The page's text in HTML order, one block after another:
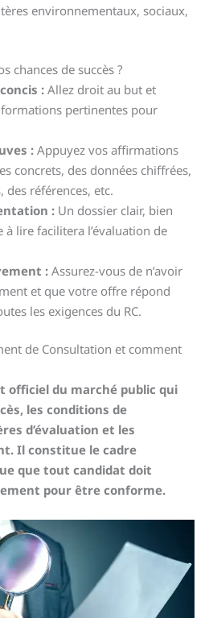
environnementaux, sociaux,
chances de succès ?
: Allez droit au but et
pertinentes pour
: Appuyez vos affirmations
concrets, des données chiffrées,
des références, etc.
: Un dossier clair, bien
à lire facilitera l’évaluation de
: Assurez-vous de n’avoir
et que votre offre répond
les exigences du RC.
de Consultation et comment
officiel du marché public qui
les conditions de
d’évaluation et les
Il constitue le cadre
que tout candidat doit
pour être conforme.